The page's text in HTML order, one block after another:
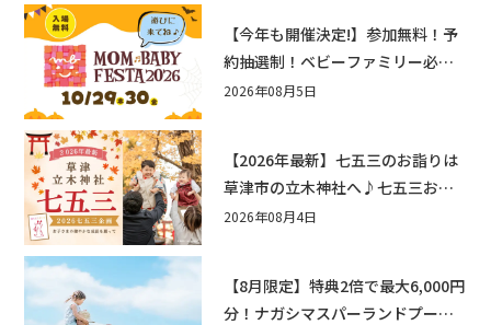
【今年も開催決定!】参加無料！予
約抽選制！ベビーファミリー必見
☆入場無料☆10/29(木)30(金)ママ
2026年08月5日
【2026年最新】七五三のお詣りは
草津市の立木神社へ♪七五三お祝
い企画をご紹介！
2026年08月4日
【8月限定】特典2倍で最大6,000円
分！ナガシマスパーランドプール